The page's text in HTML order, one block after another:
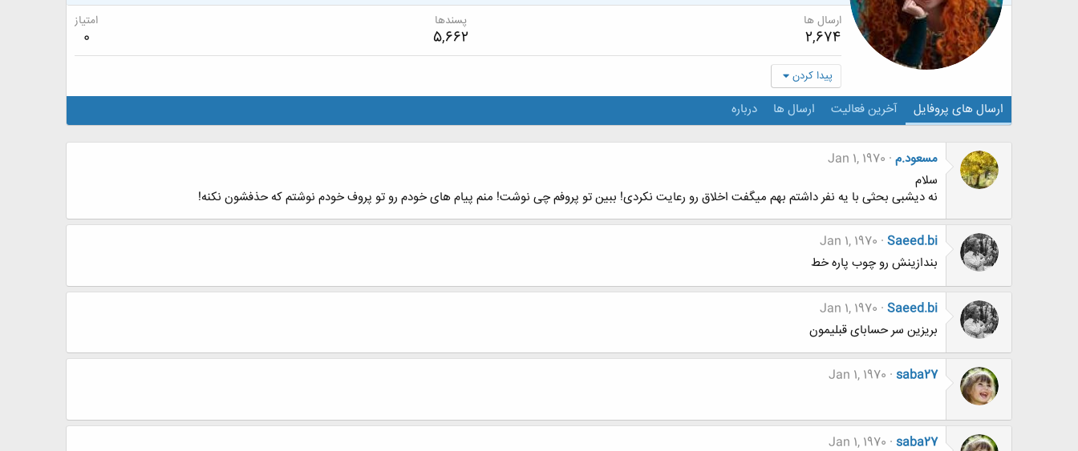
ارسال ها
2,674
پسندها
5,662
امتیاز
0
پیدا کردن
ارسال های پروفایل آخرین فعالیت ارسال ها درباره
مسعود.م Jan 1, 1970
سلام
نه دیشبی بحثی با یه نفر داشتم بهم میگفت اخلاق رو رعایت نکردی‏!‏ ببین تو پروفم چی نوشت‏!‏ منم پیام های خودم رو تو پروف خودم نوشتم که حذفشون نکنه‏!‏
Saeed.bi
Jan 1, 1970
بندازینش رو چوب پاره خط
Saeed.bi
Jan 1, 1970
بریزین سر حسابای قبلیمون
saba27
Jan 1, 1970
saba27
Jan 1, 1970